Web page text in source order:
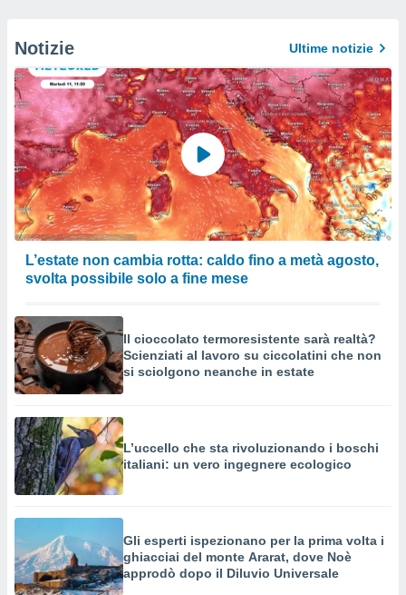
Notizie Ultime notizie
L’estate non cambia rotta: caldo fino a metà agosto,
svolta possibile solo a fine mese
Il cioccolato termoresistente sarà realtà?
Scienziati al lavoro su ciccolatini che non
si sciolgono neanche in estate
L’uccello che sta rivoluzionando i boschi
italiani: un vero ingegnere ecologico
Gli esperti ispezionano per la prima volta i
ghiacciai del monte Ararat, dove Noè
approdò dopo il Diluvio Universale